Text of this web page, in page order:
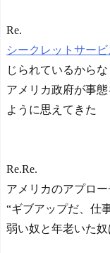
Re.
シークレットサー
じられているからな
アメリカ政府が事
ように思えてきた
Re.Re.
アメリカのアプロー
“ギブアップだ、仕
弱い奴と年老いた